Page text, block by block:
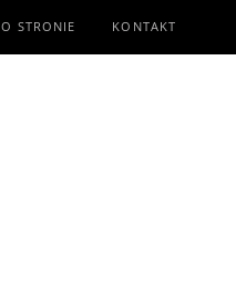
O STRONIE KONTAKT